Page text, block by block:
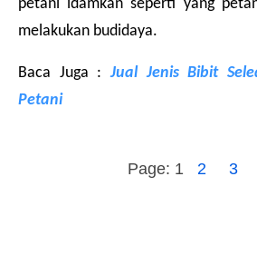
petani idamkan seperti yang
melakukan budidaya.
Baca Juga : Jual Jenis Bibit
Petani
Page: 1 2 3